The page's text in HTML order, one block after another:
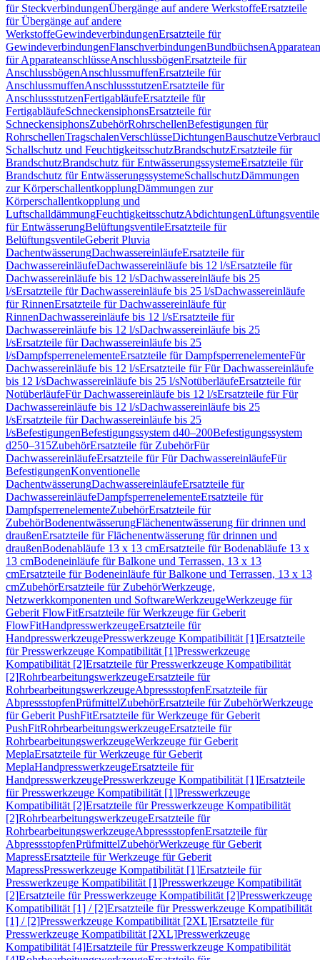
für SteckverbindungenÜbergänge auf andere WerkstoffeErsatzteile
für Übergänge auf andere
WerkstoffeGewindeverbindungenErsatzteile für
GewindeverbindungenFlanschverbindungenBundbüchsen
für ApparateanschlüsseAnschlussbögenErsatzteile für
AnschlussbögenAnschlussmuffenErsatzteile für
AnschlussmuffenAnschlussstutzenErsatzteile für
AnschlussstutzenFertigabläufeErsatzteile für
FertigabläufeSchneckensiphonsErsatzteile für
SchneckensiphonsZubehörRohrschellenBefestigungen für
RohrschellenTragschalenVerschlüsseDichtungenBauschutze
Schallschutz und FeuchtigkeitsschutzBrandschutzErsatzteile für
BrandschutzBrandschutz für EntwässerungssystemeErsatzteile für
Brandschutz für EntwässerungssystemeSchallschutzDämmungen
zur KörperschallentkopplungDämmungen zur
Körperschallentkopplung und
LuftschalldämmungFeuchtigkeitsschutzAbdichtungenLüftungsventile
für EntwässerungBelüftungsventileErsatzteile für
BelüftungsventileGeberit Pluvia
DachentwässerungDachwassereinläufeErsatzteile für
DachwassereinläufeDachwassereinläufe bis 12 l/sErsatzteile für
Dachwassereinläufe bis 12 l/sDachwassereinläufe bis 25
l/sErsatzteile für Dachwassereinläufe bis 25 l/sDachwassereinläufe
für RinnenErsatzteile für Dachwassereinläufe für
RinnenDachwassereinläufe bis 12 l/sErsatzteile für
Dachwassereinläufe bis 12 l/sDachwassereinläufe bis 25
l/sErsatzteile für Dachwassereinläufe bis 25
l/sDampfsperrenelementeErsatzteile für DampfsperrenelementeFür
Dachwassereinläufe bis 12 l/sErsatzteile für Für Dachwassereinläufe
bis 12 l/sDachwassereinläufe bis 25 l/sNotüberläufeErsatzteile für
NotüberläufeFür Dachwassereinläufe bis 12 l/sErsatzteile für Für
Dachwassereinläufe bis 12 l/sDachwassereinläufe bis 25
l/sErsatzteile für Dachwassereinläufe bis 25
l/sBefestigungenBefestigungssystem d40–200Befestigungssystem
d250–315ZubehörErsatzteile für ZubehörFür
DachwassereinläufeErsatzteile für Für DachwassereinläufeFür
BefestigungenKonventionelle
DachentwässerungDachwassereinläufeErsatzteile für
DachwassereinläufeDampfsperrenelementeErsatzteile für
DampfsperrenelementeZubehörErsatzteile für
ZubehörBodenentwässerungFlächenentwässerung für drinnen und
draußenErsatzteile für Flächenentwässerung für drinnen und
draußenBodenabläufe 13 x 13 cmErsatzteile für Bodenabläufe 13 x
13 cmBodeneinläufe für Balkone und Terrassen, 13 x 13
cmErsatzteile für Bodeneinläufe für Balkone und Terrassen, 13 x 13
cmZubehörErsatzteile für ZubehörWerkzeuge,
Netzwerkkomponenten und SoftwareWerkzeugeWerkzeuge für
Geberit FlowFitErsatzteile für Werkzeuge für Geberit
FlowFitHandpresswerkzeugeErsatzteile für
HandpresswerkzeugePresswerkzeuge Kompatibilität [1]Ersatzteile
für Presswerkzeuge Kompatibilität [1]Presswerkzeuge
Kompatibilität [2]Ersatzteile für Presswerkzeuge Kompatibilität
[2]RohrbearbeitungswerkzeugeErsatzteile für
RohrbearbeitungswerkzeugeAbpressstopfenErsatzteile für
AbpressstopfenPrüfmittelZubehörErsatzteile für ZubehörWerkzeuge
für Geberit PushFitErsatzteile für Werkzeuge für Geberit
PushFitRohrbearbeitungswerkzeugeErsatzteile für
RohrbearbeitungswerkzeugeWerkzeuge für Geberit
MeplaErsatzteile für Werkzeuge für Geberit
MeplaHandpresswerkzeugeErsatzteile für
HandpresswerkzeugePresswerkzeuge Kompatibilität [1]Ersatzteile
für Presswerkzeuge Kompatibilität [1]Presswerkzeuge
Kompatibilität [2]Ersatzteile für Presswerkzeuge Kompatibilität
[2]RohrbearbeitungswerkzeugeErsatzteile für
RohrbearbeitungswerkzeugeAbpressstopfenErsatzteile für
AbpressstopfenPrüfmittelZubehörWerkzeuge für Geberit
MapressErsatzteile für Werkzeuge für Geberit
MapressPresswerkzeuge Kompatibilität [1]Ersatzteile für
Presswerkzeuge Kompatibilität [1]Presswerkzeuge Kompatibilität
[2]Ersatzteile für Presswerkzeuge Kompatibilität [2]Presswerkzeuge
Kompatibilität [1] / [2]Ersatzteile für Presswerkzeuge Kompatibilität
[1] / [2]Presswerkzeuge Kompatibilität [2XL]Ersatzteile für
Presswerkzeuge Kompatibilität [2XL]Presswerkzeuge
Kompatibilität [4]Ersatzteile für Presswerkzeuge Kompatibilität